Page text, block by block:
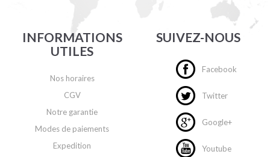
INFORMATIONS
UTILES
Nos horaires
CGV
Notre garantie
Modes de paiements
Expedition
SUIVEZ-NOUS
Facebook
Twitter
Google+
Youtube